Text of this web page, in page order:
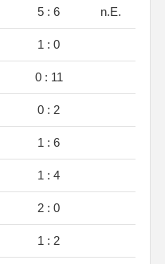
5 : 6 n.E.
1 : 0
0 : 11
0 : 2
1 : 6
1 : 4
2 : 0
1 : 2